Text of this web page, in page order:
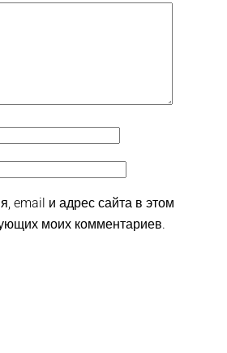
email и адрес сайта в этом
моих комментариев.